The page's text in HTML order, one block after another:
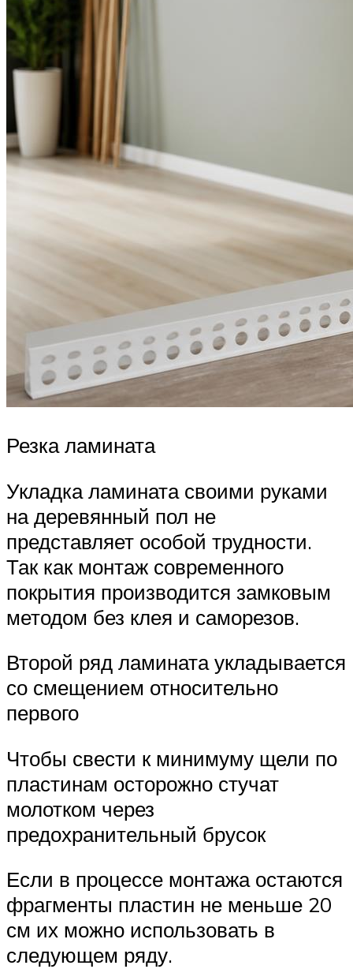
Резка ламината
Укладка ламината своими руками
на деревянный пол не
представляет особой трудности.
Так как монтаж современного
покрытия производится замковым
методом без клея и саморезов.
Второй ряд ламината укладывается
со смещением относительно
первого
Чтобы свести к минимуму щели по
пластинам осторожно стучат
молотком через
предохранительный брусок
Если в процессе монтажа остаются
фрагменты пластин не меньше 20
см их можно использовать в
следующем ряду.